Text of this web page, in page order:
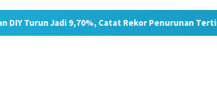
9,70%, Catat Rekor Penurunan Tertinggi di Jawa